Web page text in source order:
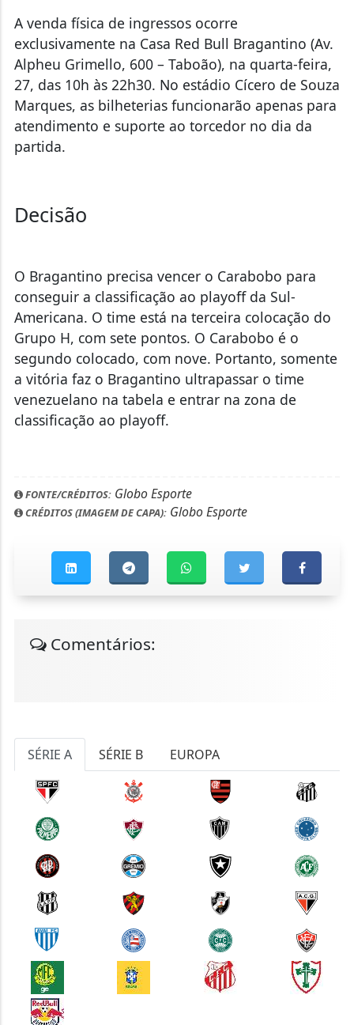
A venda física de ingressos ocorre
exclusivamente na Casa Red Bull Bragantino (Av.
Alpheu Grimello, 600 – Taboão), na quarta-feira,
27, das 10h às 22h30. No estádio Cícero de Souza
Marques, as bilheterias funcionarão apenas para
atendimento e suporte ao torcedor no dia da
partida.
Decisão
O Bragantino precisa vencer o Carabobo para
conseguir a classificação ao playoff da Sul-
Americana. O time está na terceira colocação do
Grupo H, com sete pontos. O Carabobo é o
segundo colocado, com nove. Portanto, somente
a vitória faz o Bragantino ultrapassar o time
venezuelano na tabela e entrar na zona de
classificação ao playoff.
FONTE/CRÉDITOS:Globo Esporte
CRÉDITOS (IMAGEM DE CAPA):Globo Esporte
Comentários:
SÉRIE A SÉRIE B EUROPA